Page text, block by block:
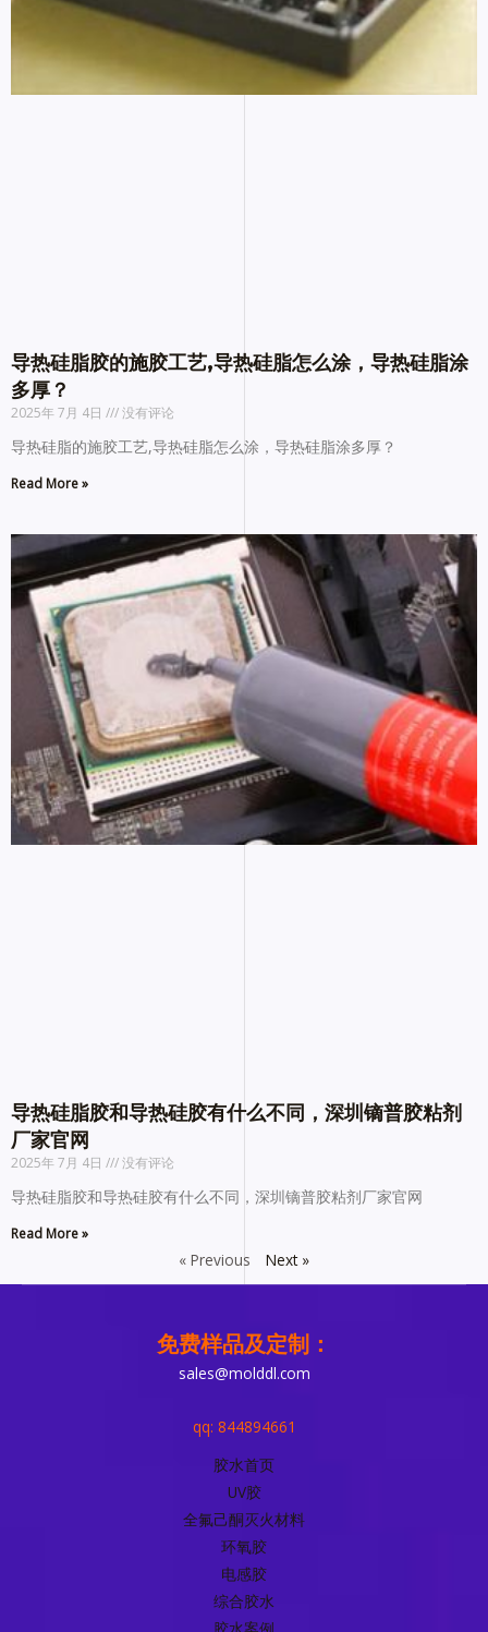
导热硅脂胶的施胶工艺,导热硅脂怎么涂，导热硅脂涂
多厚？
2025年 7月 4日 没有评论
导热硅脂的施胶工艺,导热硅脂怎么涂，导热硅脂涂多厚？
Read More »
导热硅脂胶和导热硅胶有什么不同，深圳镝普胶粘剂
厂家官网
2025年 7月 4日 没有评论
导热硅脂胶和导热硅胶有什么不同，深圳镝普胶粘剂厂家官网
Read More »
« Previous Next »
免费样品及定制：
sales@molddl.com
qq: 844894661
胶水首页
UV胶
全氟己酮灭火材料
环氧胶
电感胶
综合胶水